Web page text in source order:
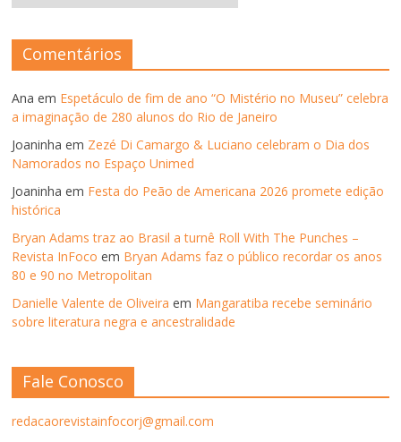
–
ANTERIORES
Comentários
Ana em Espetáculo de fim de ano “O Mistério no Museu” celebra
a imaginação de 280 alunos do Rio de Janeiro
Joaninha em Zezé Di Camargo & Luciano celebram o Dia dos
Namorados no Espaço Unimed
Joaninha em Festa do Peão de Americana 2026 promete edição
histórica
Bryan Adams traz ao Brasil a turnê Roll With The Punches –
Revista InFoco em Bryan Adams faz o público recordar os anos
80 e 90 no Metropolitan
Danielle Valente de Oliveira em Mangaratiba recebe seminário
sobre literatura negra e ancestralidade
Fale Conosco
redacaorevistainfocorj@gmail.com